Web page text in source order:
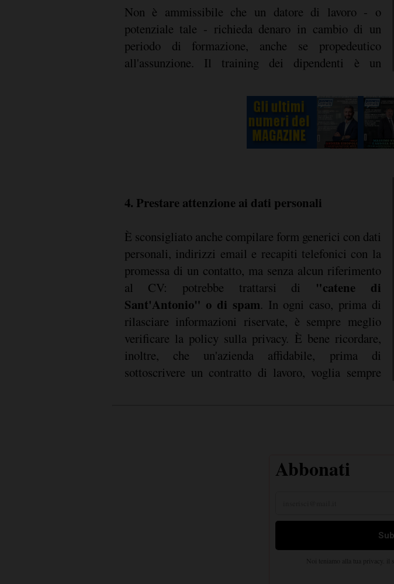
Non è ammissibile che un datore di lavoro - o
potenziale tale - richieda denaro in cambio di un
periodo di formazione, anche se propedeutico
all'assunzione. Il training dei dipendenti è un
4. Prestare attenzione ai dati personali
È sconsigliato anche compilare form generici con dati
personali, indirizzi email e recapiti telefonici con la
promessa di un contatto, ma senza alcun riferimento
al CV: potrebbe trattarsi di "catene di
Sant'Antonio" o di spam. In ogni caso, prima di
rilasciare informazioni riservate, è sempre meglio
verificare la policy sulla privacy. È bene ricordare,
inoltre, che un'azienda affidabile, prima di
sottoscrivere un contratto di lavoro, voglia sempre